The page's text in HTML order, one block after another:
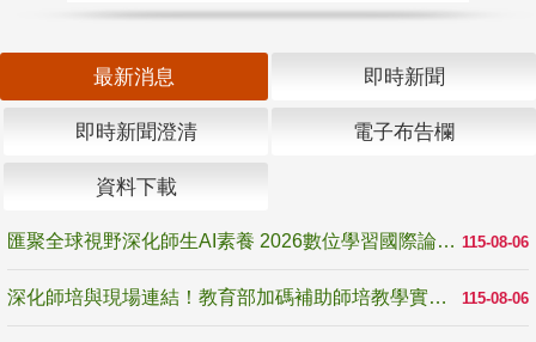
最新消息 即時新聞
即時新聞澄清 電子布告欄
資料下載
115-08-06
匯聚全球視野深化師生AI素養 2026數位學習國際論壇高雄登場
115-08-06
深化師培與現場連結！教育部加碼補助師培教學實踐研究 10月師培國際研討會交流教學實踐經驗